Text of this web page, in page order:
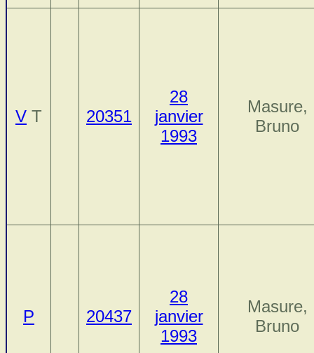
V T 20351
28
janvier
1993
Masure,
Bruno
P 20437
28
janvier
1993
Masure,
Bruno